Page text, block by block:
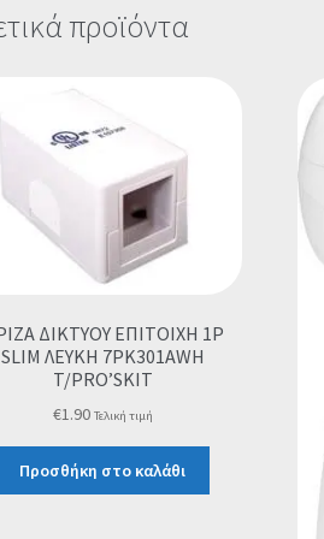
προϊόντα
ΔΙΚΤΥΟΥ ΕΠΙΤΟΙΧΗ 1P
SLIM ΛΕΥΚΗ 7PK301AWH
T/PRO’SKIT
€1.90 Τελική τιμή
Προσθήκη στο καλάθι